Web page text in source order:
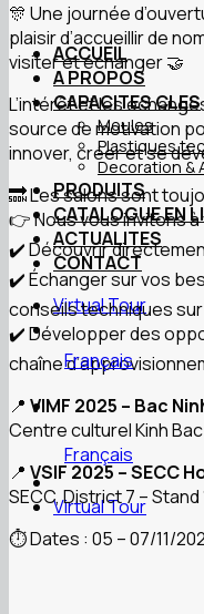
ACCUEIL
A PROPOS
CAPACITES CLES
Moules
Plastiques
Decoration &
PRODUITS
CATALOGUE EN
ACTUALITES
CONTACT
Virtual Tour
Français
Français
Virtual Tour
🎊 Une journée
plaisir d’accueillir de
visiter et échanger 🤝
L’intérêt et les
source de motivation
innover, créer et se
🔜 Les salons sont
👉 Nous vous invitons à
✔️ Découvrir
✔️ Échanger sur vos
conseils techniques
✔️ Développer des
chaîne
📍 VIMF 2025 – Bac
Centre culturel Kinh
📍 VSIF 2025 – SECC
SECC, District 7 – Stand
⏱ Dates : 05 – 07/11/